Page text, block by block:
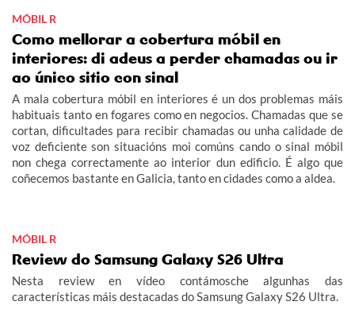
MÓBIL R
Como mellorar a cobertura móbil en
interiores: di adeus a perder chamadas ou ir
ao único sitio con sinal
A mala cobertura móbil en interiores é un dos problemas máis
habituais tanto en fogares como en negocios. Chamadas que se
cortan, dificultades para recibir chamadas ou unha calidade de
voz deficiente son situacións moi comúns cando o sinal móbil
non chega correctamente ao interior dun edificio. É algo que
coñecemos bastante en Galicia, tanto en cidades como a aldea.
MÓBIL R
Review do Samsung Galaxy S26 Ultra
Nesta review en vídeo contámosche algunhas das
características máis destacadas do Samsung Galaxy S26 Ultra.